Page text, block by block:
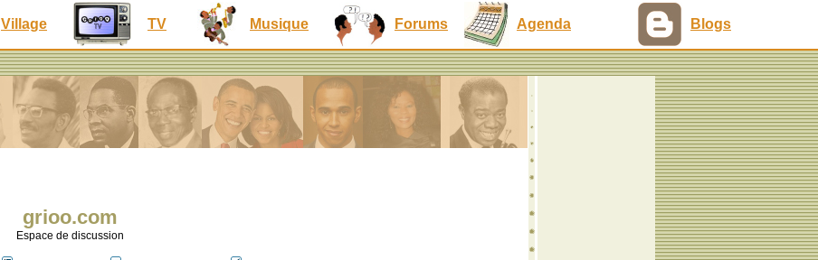
Village TV Musique Forums Agenda Blogs
grioo.com
Espace de discussion